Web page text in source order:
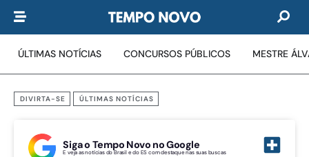
ÚLTIMAS NOTÍCIAS CONCURSOS PÚBLICOS MESTRE
DIVIRTA-SE ÚLTIMAS NOTÍCIAS
Siga o Tempo Novo no Google
E veja as notícias do Brasil e do ES com destaque nas suas buscas